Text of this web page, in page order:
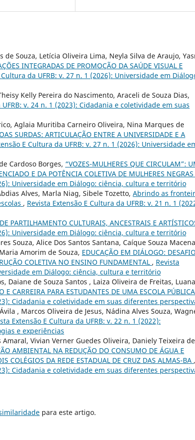
Souza, Letícia Oliveira Lima, Neyla Silva de Araujo,
INTEGRADAS DE PROMOÇÃO DA SAÚDE VISUAL E
Cultura da UFRB: v. 27 n. 1 (2026): Universidade em
Kelly Pereira do Nascimento, Araceli de Souza Dias,
v. 24 n. 1 (2023): Cidadania e coletividade em suas
Aglaia Muritiba Carneiro Oliveira, Nina Marques de
SURDAS: ARTICULAÇÃO ENTRE A UNIVERSIDADE E A
E Cultura da UFRB: v. 27 n. 1 (2026): Universidade
Cardoso Borges, “VOZES-MULHERES QUE CIRCULAM”:
E DA POTÊNCIA COLETIVA DE MULHERES NEGRAS
Universidade em Diálogo: ciência, cultura e território
Alves, Marla Niag, Sibele Tozetto, Abrindo as
, Revista Extensão E Cultura da UFRB: v. 21 n. 1
PARTILHAMENTO CULTURAIS, ANCESTRAIS E
Universidade em Diálogo: ciência, cultura e território
Souza, Alice Dos Santos Santana, Caíque Souza
Amorim de Souza, EDUCAÇÃO EM DIÁLOGO:
COLETIVA NO ENSINO FUNDAMENTAL , Revista
em Diálogo: ciência, cultura e território
Daiane de Souza Santos , Laiza Oliveira de Freitas, Luana
E CARREIRA PARA ESTUDANTES DE UMA ESCOLA PÚBLICA
Cidadania e coletividade em suas diferentes
, Marcos Oliveira de Jesus, Nádina Alves Souza,
Extensão E Cultura da UFRB: v. 22 n. 1 (2022):
e experiências
Vivian Verner Guedes Oliveira, Daniely Teixeira de
AMBIENTAL NA REDUÇÃO DO CONSUMO DE ÁGUA E
COLÉGIOS DA REDE ESTADUAL DE CRUZ DAS ALMAS-BA ,
Cidadania e coletividade em suas diferentes
para este artigo.